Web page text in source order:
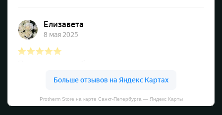
Protherm Store на карте Санкт‑Петербурга — Яндекс Карты